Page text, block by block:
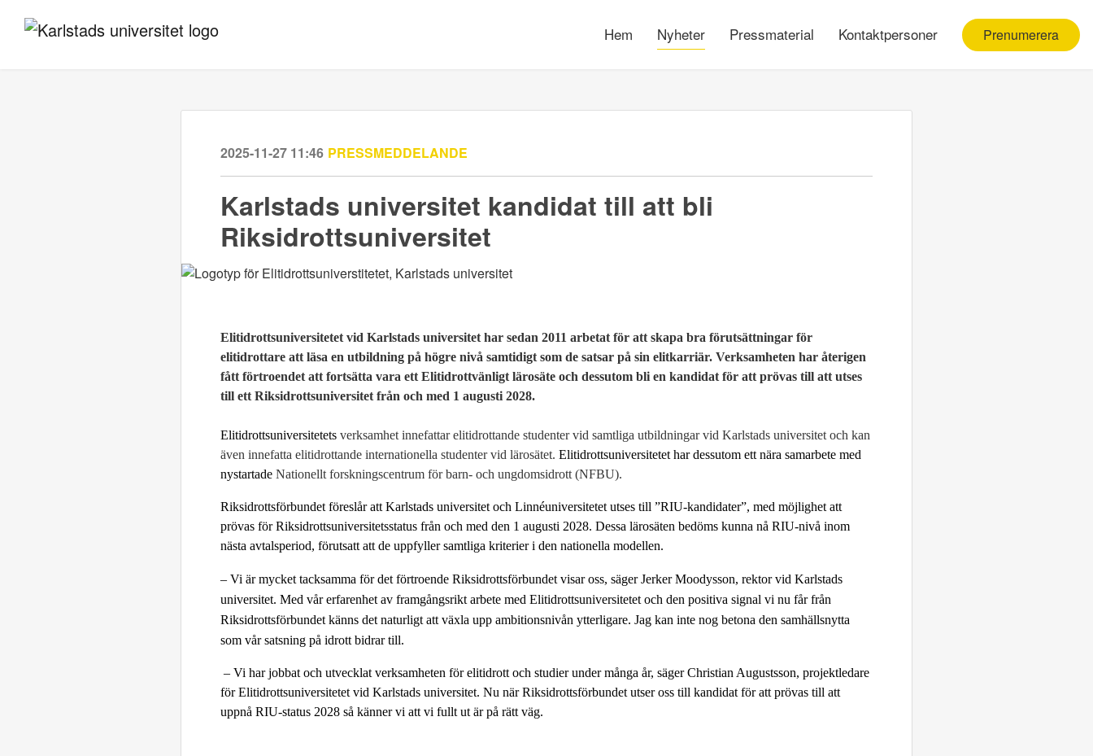
Hem Nyheter Pressmaterial Kontaktpersoner Prenumerera
2025-11-27 11:46 PRESSMEDDELANDE
Karlstads universitet kandidat till att bli
Riksidrottsuniversitet
Elitidrottsuniversitetet vid Karlstads universitet har sedan 2011 arbetat för att skapa bra förutsättningar för
elitidrottare att läsa en utbildning på högre nivå samtidigt som de satsar på sin elitkarriär. Verksamheten har återigen
fått förtroendet att fortsätta vara ett Elitidrottvänligt lärosäte och dessutom bli en kandidat för att prövas till att utses
till ett Riksidrottsuniversitet från och med 1 augusti 2028.
Elitidrottsuniversitetets verksamhet innefattar elitidrottande studenter vid samtliga utbildningar vid Karlstads universitet och kan
även innefatta elitidrottande internationella studenter vid lärosätet. Elitidrottsuniversitetet har dessutom ett nära samarbete med
nystartade Nationellt forskningscentrum för barn- och ungdomsidrott (NFBU).
Riksidrottsförbundet föreslår att Karlstads universitet och Linnéuniversitetet utses till ”RIU-kandidater”, med möjlighet att
prövas för Riksidrottsuniversitetsstatus från och med den 1 augusti 2028. Dessa lärosäten bedöms kunna nå RIU-nivå inom
nästa avtalsperiod, förutsatt att de uppfyller samtliga kriterier i den nationella modellen.
– Vi är mycket tacksamma för det förtroende Riksidrottsförbundet visar oss, säger Jerker Moodysson, rektor vid Karlstads
universitet. Med vår erfarenhet av framgångsrikt arbete med Elitidrottsuniversitetet och den positiva signal vi nu får från
Riksidrottsförbundet känns det naturligt att växla upp ambitionsnivån ytterligare. Jag kan inte nog betona den samhällsnytta
som vår satsning på idrott bidrar till.
– Vi har jobbat och utvecklat verksamheten för elitidrott och studier under många år, säger Christian Augustsson, projektledare
för Elitidrottsuniversitetet vid Karlstads universitet. Nu när Riksidrottsförbundet utser oss till kandidat för att prövas till att
uppnå RIU-status 2028 så känner vi att vi fullt ut är på rätt väg.